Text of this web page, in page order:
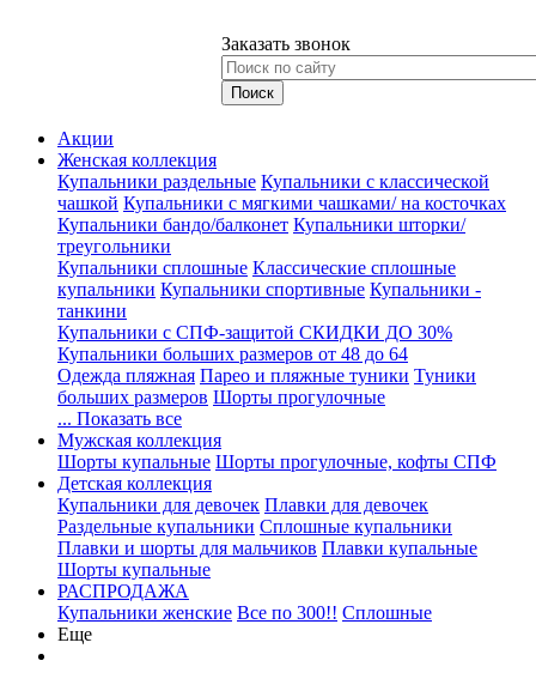
Заказать звонок
Акции
Женская коллекция
Купальники раздельные Купальники с классической
чашкой Купальники с мягкими чашками/ на косточках
Купальники бандо/балконет Купальники шторки/
треугольники
Купальники сплошные Классические сплошные
купальники Купальники спортивные Купальники -
танкини
Купальники с СПФ-защитой СКИДКИ ДО 30%
Купальники больших размеров от 48 до 64
Одежда пляжная Парео и пляжные туники Туники
больших размеров Шорты прогулочные
... Показать все
Мужская коллекция
Шорты купальные Шорты прогулочные, кофты СПФ
Детская коллекция
Купальники для девочек Плавки для девочек
Раздельные купальники Сплошные купальники
Плавки и шорты для мальчиков Плавки купальные
Шорты купальные
РАСПРОДАЖА
Купальники женские Все по 300!! Сплошные
Еще